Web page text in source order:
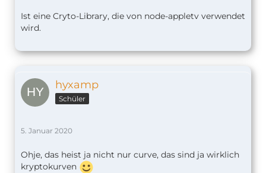
Ist eine Cryto-Library, die von node-appletv verwendet
wird.
hyxamp
Schüler
5. Januar 2020
Ohje, das heist ja nicht nur curve, das sind ja wirklich
kryptokurven